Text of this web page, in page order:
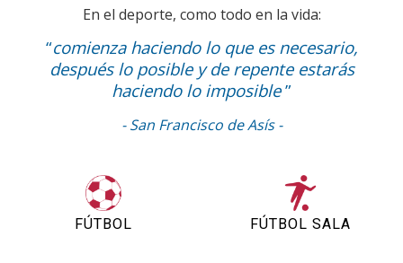
En el deporte, como todo en la vida:
“comienza haciendo lo que es necesario,
después lo posible y de repente estarás
haciendo lo imposible”
- San Francisco de Asís -
FÚTBOL FÚTBOL SALA